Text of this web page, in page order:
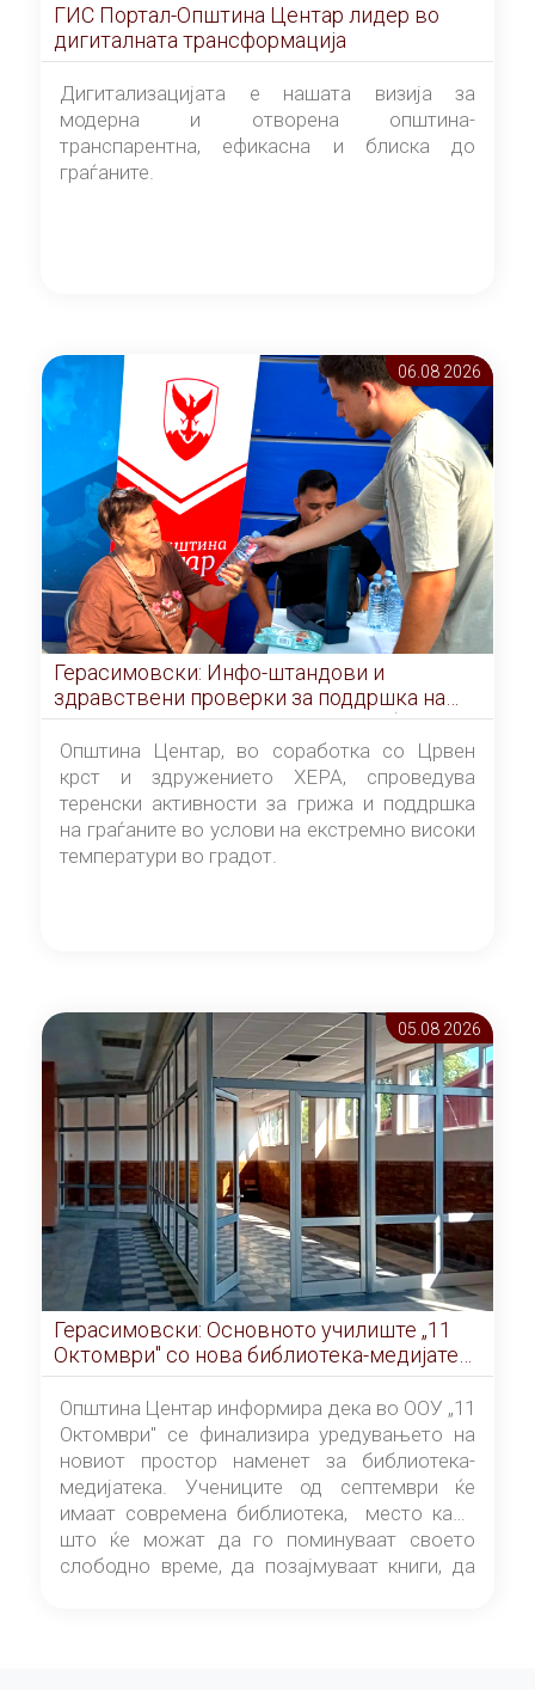
ГИС Портал-Општина Центар лидер во
дигиталната трансформација
Дигитализацијата е нашата визија за
модерна и отворена општина-
транспарентна, ефикасна и блиска до
граѓаните.
06.08 2026
Герасимовски: Инфо-штандови и
здравствени проверки за поддршка на
граѓаните во услови на топлотен бран
Општина Центар, во соработка со Црвен
крст и здружението ХЕРА, спроведува
теренски активности за грижа и поддршка
на граѓаните во услови на екстремно високи
температури во градот.
05.08 2026
Герасимовски: Основното училиште „11
Октомври" со нова библиотека-медијатека
од септември
Општина Центар информира дека во ООУ „11
Октомври" се финализира уредувањето на
новиот простор наменет за библиотека-
медијатека. Учениците од септември ќе
имаат современа библиотека, место каде
што ќе можат да го поминуваат своето
слободно време, да позајмуваат книги, да